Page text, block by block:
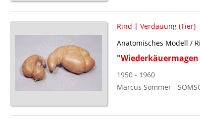
Rind | Verdauung (Tier)
Anatomisches Modell /
"Wiederkäuermagen
1950 - 1960
Marcus Sommer -